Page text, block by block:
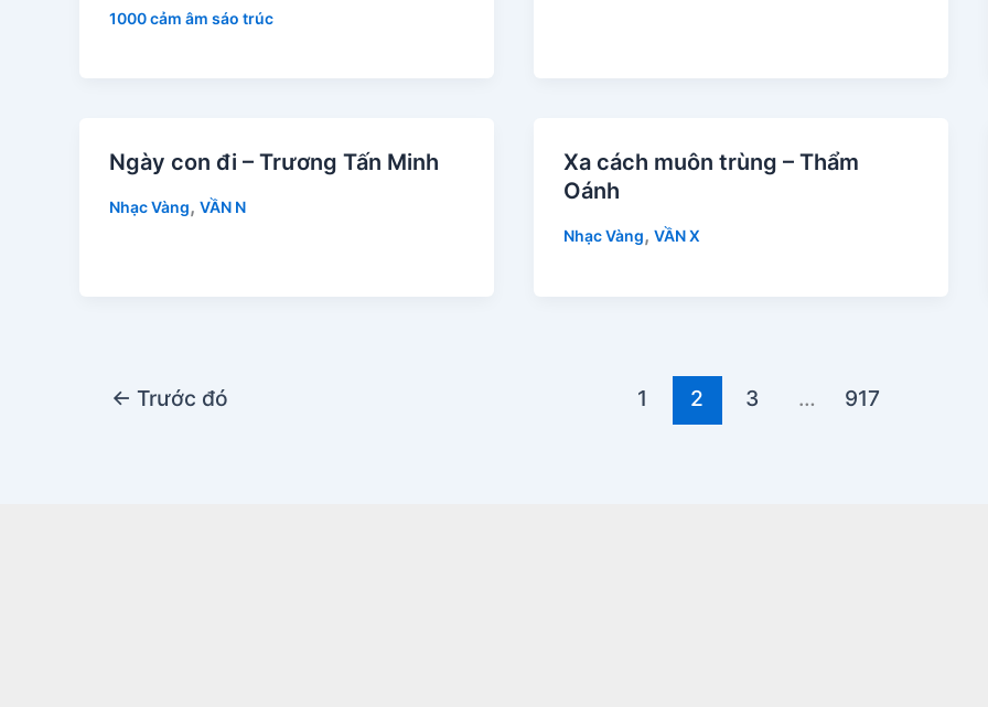
1000 cảm âm sáo trúc
Ngày con đi – Trương Tấn Minh
Nhạc Vàng, VẦN N
Xa cách muôn trùng – Thẩm
Oánh
Nhạc Vàng, VẦN X
← Trước đó 1 2 3 … 917